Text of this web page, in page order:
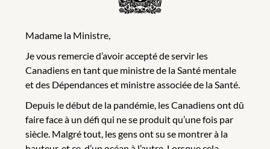
Madame la Ministre,
Je vous remercie d’avoir accepté de servir les
Canadiens en tant que ministre de la Santé mentale
et des Dépendances et ministre associée de la Santé.
Depuis le début de la pandémie, les Canadiens ont dû
faire face à un défi qui ne se produit qu’une fois par
siècle. Malgré tout, les gens ont su se montrer à la